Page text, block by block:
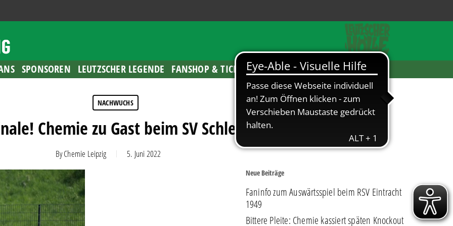
SPONSOREN LEUTZSCHER LEGENDE FANSHOP & TICKETS
NACHWUCHS
Chemie zu Gast beim SV Schleußig
ByChemie Leipzig 5. Juni 2022
Neue Beiträge
Faninfo zum Auswärtsspiel beim RSV Eintracht
1949
Bittere Pleite: Chemie kassiert späten Knockout